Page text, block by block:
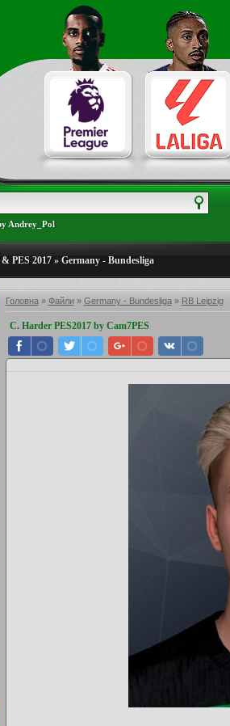
Andrey_Pol
& PES 2017» Germany - Bundesliga
Головна» Файли» Germany - Bundesliga» RB Leipzig
C. Harder PES2017 by Cam7PES